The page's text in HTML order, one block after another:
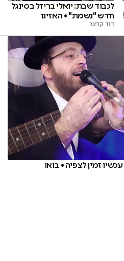
לכבוד שבת: יואלי בריזל בסינגל
חדש "נשמת" • האזינו
דוד קליגר
זמין לצפיה • בואו